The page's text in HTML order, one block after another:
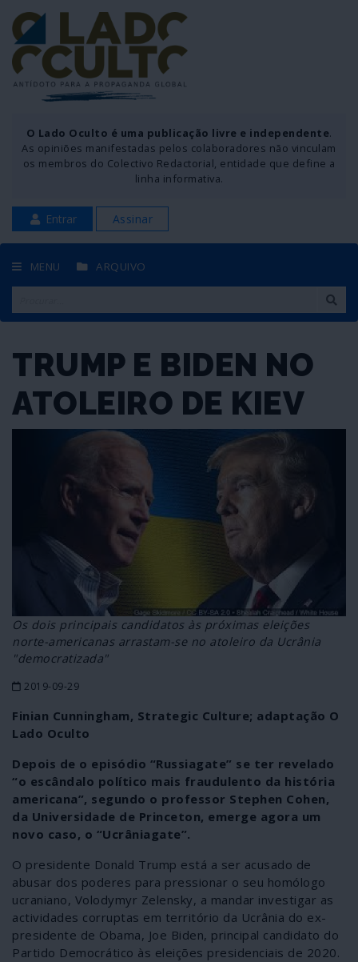
O Lado Oculto é uma publicação livre e independente.
As opiniões manifestadas pelos colaboradores não vinculam
os membros do Colectivo Redactorial, entidade que define a
linha informativa.
Entrar Assinar
MENU ARQUIVO
TRUMP E BIDEN NO
ATOLEIRO DE KIEV
Os dois principais candidatos às próximas eleições
norte-americanas arrastam-se no atoleiro da Ucrânia
"democratizada"
2019-09-29
Finian Cunningham, Strategic Culture; adaptação O
Lado Oculto
Depois de o episódio “Russiagate” se ter revelado
“o escândalo político mais fraudulento da história
americana”, segundo o professor Stephen Cohen,
da Universidade de Princeton, emerge agora um
novo caso, o “Ucrâniagate”.
O presidente Donald Trump está a ser acusado de
abusar dos poderes para pressionar o seu homólogo
ucraniano, Volodymyr Zelensky, a mandar investigar as
actividades corruptas em território da Ucrânia do ex-
presidente de Obama, Joe Biden, principal candidato do
Partido Democrático às eleições presidenciais de 2020.